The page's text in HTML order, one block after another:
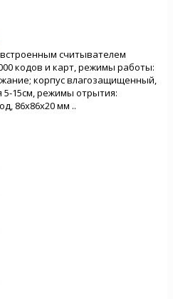
считывателем
кодов и карт, режимы работы:
корпус влагозащищенный,
5-15см, режимы отрытия:
86х86х20 мм ..